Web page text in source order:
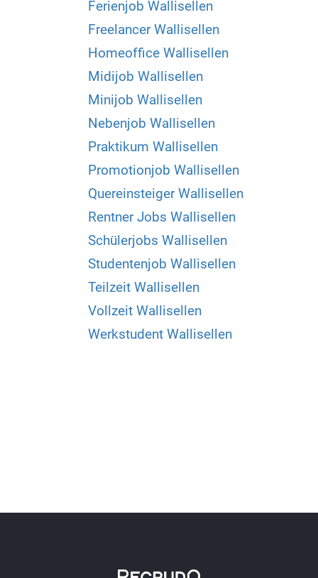
Ferienjob Wallisellen
Freelancer Wallisellen
Homeoffice Wallisellen
Midijob Wallisellen
Minijob Wallisellen
Nebenjob Wallisellen
Praktikum Wallisellen
Promotionjob Wallisellen
Quereinsteiger Wallisellen
Rentner Jobs Wallisellen
Schülerjobs Wallisellen
Studentenjob Wallisellen
Teilzeit Wallisellen
Vollzeit Wallisellen
Werkstudent Wallisellen